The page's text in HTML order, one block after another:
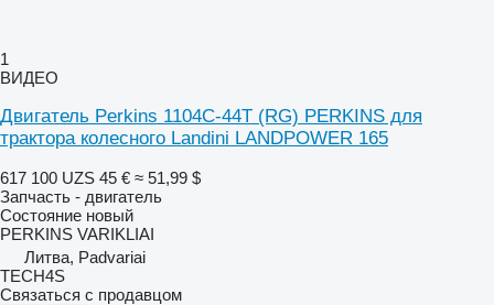
1
ВИДЕО
Двигатель Perkins 1104C-44T (RG) PERKINS для
трактора колесного Landini LANDPOWER 165
617 100 UZS 45 € ≈ 51,99 $
Запчасть - двигатель
Состояние новый
PERKINS VARIKLIAI
Литва, Padvariai
TECH4S
Связаться с продавцом